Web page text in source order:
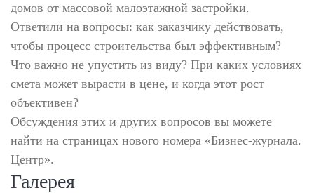
домов от массовой малоэтажной застройки.
Ответили на вопросы: как заказчику действовать,
чтобы процесс строительства был эффективным?
Что важно не упустить из виду? При каких условиях
смета может вырасти в цене, и когда этот рост
объективен?
Обсуждения этих и других вопросов вы можете
найти на страницах нового номера «Бизнес-журнала.
Центр».
Галерея